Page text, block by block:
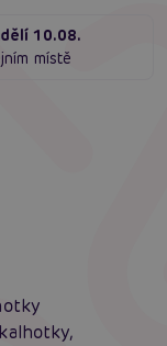
10.08.
místě